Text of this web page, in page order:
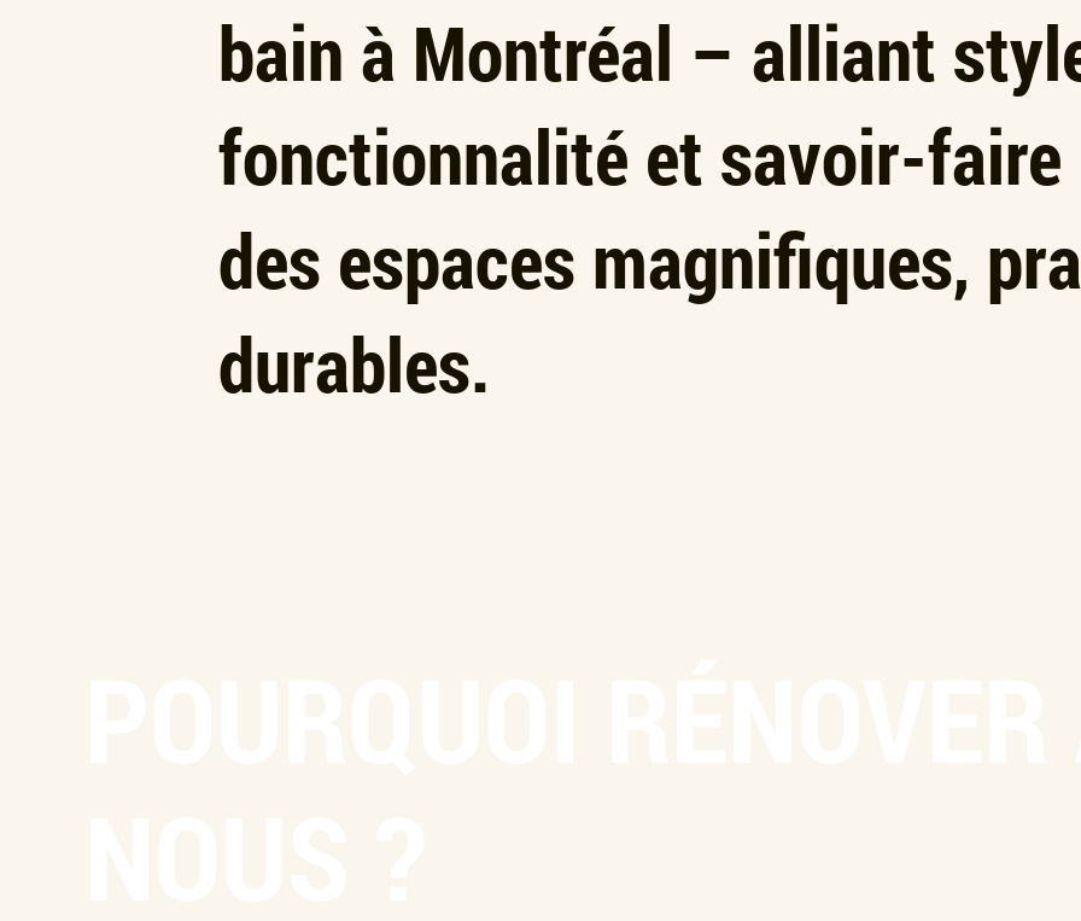
bain à Montréal – alliant
fonctionnalité et savoir-faire
des espaces magnifiques,
durables.